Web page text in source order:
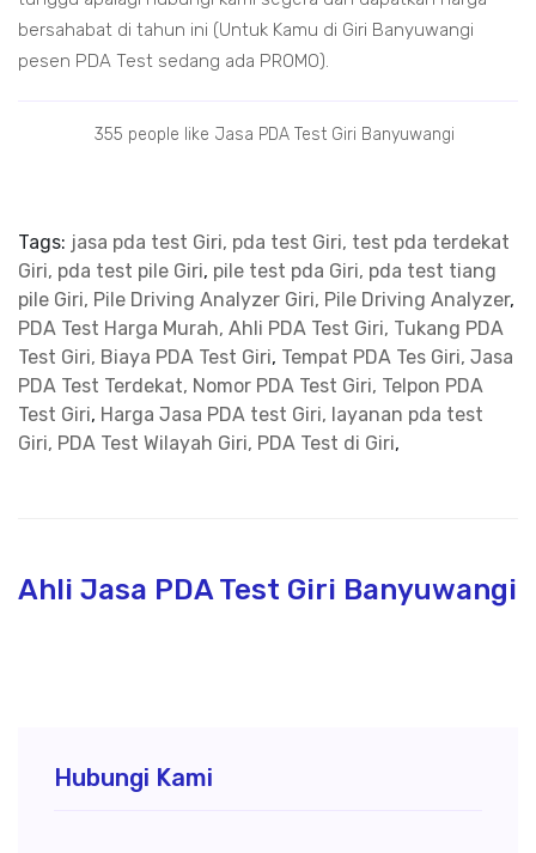
bersahabat di tahun ini (Untuk Kamu di Giri Banyuwangi
pesen PDA Test sedang ada PROMO).
355 people like Jasa PDA Test Giri Banyuwangi
Tags: jasa pda test Giri, pda test Giri, test pda terdekat
Giri, pda test pile Giri, pile test pda Giri, pda test tiang
pile Giri, Pile Driving Analyzer Giri, Pile Driving Analyzer,
PDA Test Harga Murah, Ahli PDA Test Giri, Tukang PDA
Test Giri, Biaya PDA Test Giri, Tempat PDA Tes Giri, Jasa
PDA Test Terdekat, Nomor PDA Test Giri, Telpon PDA
Test Giri, Harga Jasa PDA test Giri, layanan pda test
Giri, PDA Test Wilayah Giri, PDA Test di Giri,
Ahli Jasa PDA Test Giri Banyuwangi
Hubungi Kami